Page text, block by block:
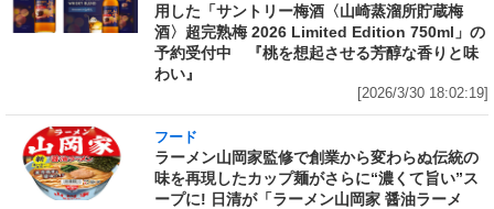
用した「サントリー梅酒〈山崎蒸溜所貯蔵梅
酒〉超完熟梅 2026 Limited Edition 750ml」の
予約受付中 『桃を想起させる芳醇な香りと味
わい』
[2026/3/30 18:02:19]
フード
ラーメン山岡家監修で創業から変わらぬ伝統の
味を再現したカップ麺がさらに“濃くて旨い”ス
ープに! 日清が「ラーメン山岡家 醤油ラーメ